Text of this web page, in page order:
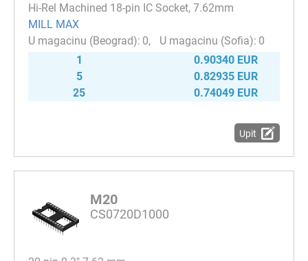
Hi-Rel Machined 18-pin IC Socket, 7.62mm
MILL MAX
0
0
1
0.90340 EUR
5
0.82935 EUR
25
0.74049 EUR
Upit
M20
CS0720D1000